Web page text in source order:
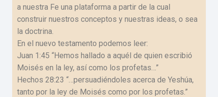
a nuestra Fe una plataforma a partir de la cual
construir nuestros conceptos y nuestras ideas, o sea
la doctrina.
En el nuevo testamento podemos leer:
Juan 1:45 “Hemos hallado a aquél de quien escribió
Moisés en la ley, así como los profetas…”
Hechos 28:23 “…persuadiéndoles acerca de Yeshúa,
tanto por la ley de Moisés como por los profetas.”